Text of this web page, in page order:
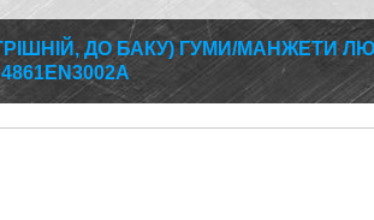
ДО БАКУ) ГУМИ/МАНЖЕТИ